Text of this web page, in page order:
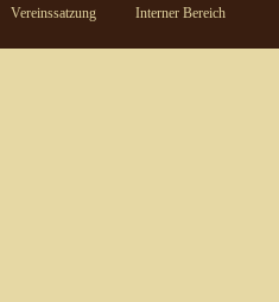
Vereinssatzung Interner Bereich